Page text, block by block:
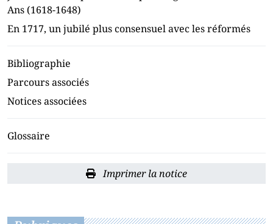
Ans (1618-1648)
En 1717, un jubilé plus consensuel avec les réformés
Bibliographie
Parcours associés
Notices associées
Glossaire
Imprimer la notice